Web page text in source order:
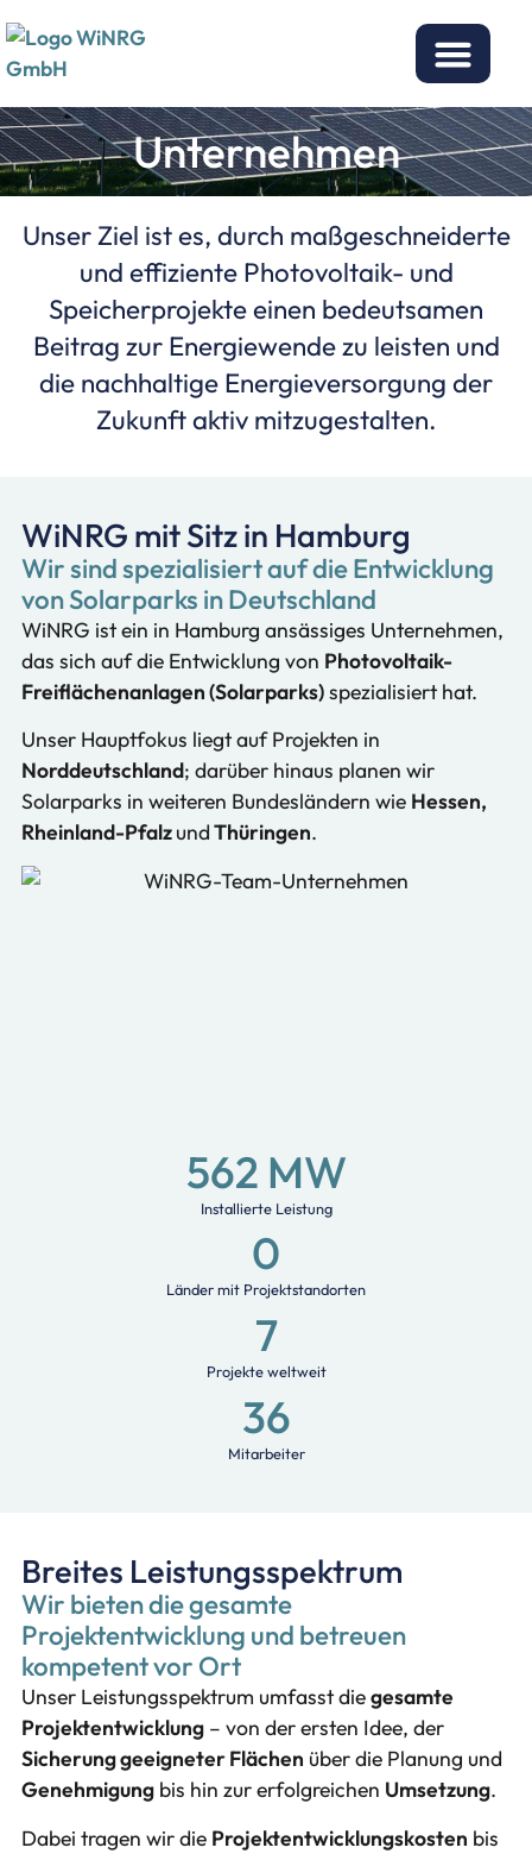
Unternehmen
Unser Ziel ist es, durch maßgeschneiderte
und effiziente Photovoltaik- und
Speicherprojekte einen bedeutsamen
Beitrag zur Energiewende zu leisten und
die nachhaltige Energieversorgung der
Zukunft aktiv mitzugestalten.
WiNRG mit Sitz in Hamburg
Wir sind spezialisiert auf die Entwicklung
von Solarparks in Deutschland
WiNRG ist ein in Hamburg ansässiges Unternehmen,
das sich auf die Entwicklung von Photovoltaik-
Freiflächenanlagen (Solarparks)spezialisiert hat.
Unser Hauptfokus liegt auf Projekten in
Norddeutschland; darüber hinaus planen wir
Solarparks in weiteren Bundesländern wie Hessen,
Rheinland-PfalzundThüringen.
Installierte Leistung
562 MW
Länder mit Projektstandorten
0
Projekte weltweit
7
Mitarbeiter
36
Breites Leistungsspektrum
Wir bieten die gesamte
Projektentwicklung und betreuen
kompetent vor Ort
Unser Leistungsspektrum umfasst diegesamte
Projektentwicklung– von der ersten Idee, der
Sicherung geeigneter Flächen über die Planung und
Genehmigungbis hin zur erfolgreichen Umsetzung.
Dabei tragen wir die Projektentwicklungskosten bis